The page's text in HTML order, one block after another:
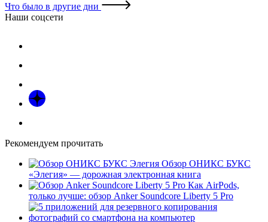
Что было в другие дни
Наши соцсети
Рекомендуем прочитать
Обзор ОНИКС БУКС
«Элегия» — дорожная электронная книга
Как AirPods,
только лучше: обзор Anker Soundcore Liberty 5 Pro